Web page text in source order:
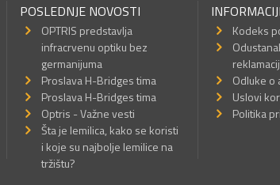
POSLEDNJE NOVOSTI
OPTRIS predstavlja
infracrvenu optiku bez
germanijuma
Proslava H-Bridges tima
Proslava H-Bridges tima
Optris - Važne vesti
Šta je lemilica, kako se koristi
i koje su najbolje lemilice na
tržištu?
Kodeks
Odluke o
Uslovi
Politika